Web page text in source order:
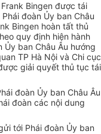
Bingen được tái
đoàn Ủy ban Châu
Bingen hoàn tất thủ
quy định hiện hành
Ủy ban Châu Âu hướng
TP Hà Nội và Chi cục
giải quyết thủ tục tái
đoàn Ủy ban Châu Âu
đoàn các nội dung
tới Phái đoàn Ủy ban